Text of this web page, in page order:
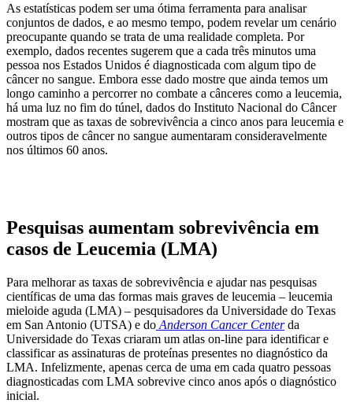
As estatísticas podem ser uma ótima ferramenta para analisar
conjuntos de dados, e ao mesmo tempo, podem revelar um cenário
preocupante quando se trata de uma realidade completa. Por
exemplo, dados recentes sugerem que a cada três minutos uma
pessoa nos Estados Unidos é diagnosticada com algum tipo de
câncer no sangue. Embora esse dado mostre que ainda temos um
longo caminho a percorrer no combate a cânceres como a leucemia,
há uma luz no fim do túnel, dados do Instituto Nacional do Câncer
mostram que as taxas de sobrevivência a cinco anos para leucemia e
outros tipos de câncer no sangue aumentaram consideravelmente
nos últimos 60 anos.
Pesquisas aumentam sobrevivência em
casos de Leucemia (LMA)
Para melhorar as taxas de sobrevivência e ajudar nas pesquisas
científicas de uma das formas mais graves de leucemia – leucemia
mieloide aguda (LMA) – pesquisadores da Universidade do Texas
em San Antonio (UTSA) e do Anderson Cancer Center da
Universidade do Texas criaram um atlas on-line para identificar e
classificar as assinaturas de proteínas presentes no diagnóstico da
LMA. Infelizmente, apenas cerca de uma em cada quatro pessoas
diagnosticadas com LMA sobrevive cinco anos após o diagnóstico
inicial.